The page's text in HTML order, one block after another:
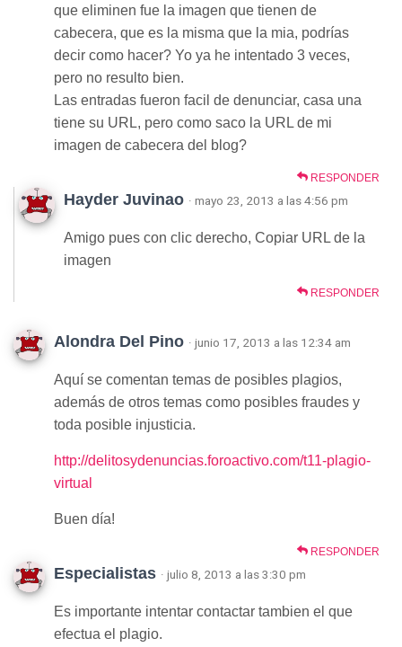
que eliminen fue la imagen que tienen de
cabecera, que es la misma que la mia, podrías
decir como hacer? Yo ya he intentado 3 veces,
pero no resulto bien.
Las entradas fueron facil de denunciar, casa una
tiene su URL, pero como saco la URL de mi
imagen de cabecera del blog?
RESPONDER
Hayder Juvinao · mayo 23, 2013 a las 4:56 pm
Amigo pues con clic derecho, Copiar URL de la
imagen
RESPONDER
Alondra Del Pino · junio 17, 2013 a las 12:34 am
Aquí se comentan temas de posibles plagios,
además de otros temas como posibles fraudes y
toda posible injusticia.
http://delitosydenuncias.foroactivo.com/t11-plagio-
virtual
Buen día!
RESPONDER
Especialistas · julio 8, 2013 a las 3:30 pm
Es importante intentar contactar tambien el que
efectua el plagio.